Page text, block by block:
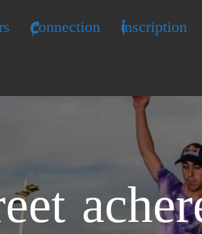
Connection Inscription